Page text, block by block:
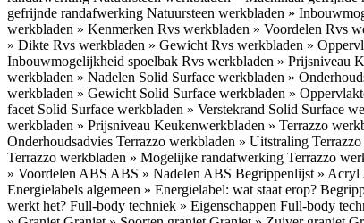
gefrijnde randafwerking Natuursteen werkbladen »
werkbladen » Kenmerken Rvs werkbladen » Voordelen Rvs
» Dikte Rvs werkbladen » Gewicht Rvs werkbladen »
Inbouwmogelijkheid spoelbak Rvs werkbladen » Prijsniveau
werkbladen » Nadelen Solid Surface werkbladen »
werkbladen » Gewicht Solid Surface werkbladen »
facet Solid Surface werkbladen » Verstekrand Solid Surface
werkbladen » Prijsniveau Keukenwerkbladen » Terrazzo
Onderhoudsadvies Terrazzo werkbladen » Uitstraling
Terrazzo werkbladen » Mogelijke randafwerking Terrazzo
» Voordelen ABS ABS » Nadelen ABS Begrippenlijst » Acryl
Energielabels algemeen » Energielabel: wat staat erop?
werkt het? Full-body techniek » Eigenschappen Full-body